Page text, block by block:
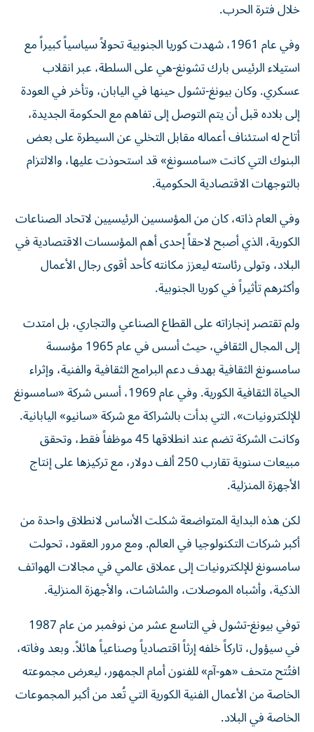
خلال فترة الحرب.
وفي عام 1961، شهدت كوريا الجنوبية تحولاً سياسياً كبيراً مع
استيلاء الرئيس بارك تشونغ-هي على السلطة، عبر انقلاب
عسكري. وكان بيونغ-تشول حينها في اليابان، وتأخر في العودة
إلى بلاده قبل أن يتم التوصل إلى تفاهم مع الحكومة الجديدة،
أتاح له استئناف أعماله مقابل التخلي عن السيطرة على بعض
البنوك التي كانت «سامسونغ» قد استحوذت عليها، والالتزام
بالتوجهات الاقتصادية الحكومية.
وفي العام ذاته، كان من المؤسسين الرئيسيين لاتحاد الصناعات
الكورية، الذي أصبح لاحقاً إحدى أهم المؤسسات الاقتصادية في
البلاد، وتولى رئاسته ليعزز مكانته كأحد أقوى رجال الأعمال
وأكثرهم تأثيراً في كوريا الجنوبية.
ولم تقتصر إنجازاته على القطاع الصناعي والتجاري، بل امتدت
إلى المجال الثقافي، حيث أسس في عام 1965 مؤسسة
سامسونغ الثقافية بهدف دعم البرامج الثقافية والفنية، وإثراء
الحياة الثقافية الكورية. وفي عام 1969، أسس شركة «سامسونغ
للإلكترونيات»، التي بدأت بالشراكة مع شركة «سانيو» اليابانية.
وكانت الشركة تضم عند انطلاقها 45 موظفاً فقط، وتحقق
مبيعات سنوية تقارب 250 ألف دولار، مع تركيزها على إنتاج
الأجهزة المنزلية.
لكن هذه البداية المتواضعة شكلت الأساس لانطلاق واحدة من
أكبر شركات التكنولوجيا في العالم. ومع مرور العقود، تحولت
سامسونغ للإلكترونيات إلى عملاق عالمي في مجالات الهواتف
الذكية، وأشباه الموصلات، والشاشات، والأجهزة المنزلية.
توفي بيونغ-تشول في التاسع عشر من نوفمبر من عام 1987
في سيؤول، تاركاً خلفه إرثاً اقتصادياً وصناعياً هائلاً. وبعد وفاته،
افتُتح متحف «هو-آم» للفنون أمام الجمهور، ليعرض مجموعته
الخاصة من الأعمال الفنية الكورية التي تُعد من أكبر المجموعات
الخاصة في البلاد.